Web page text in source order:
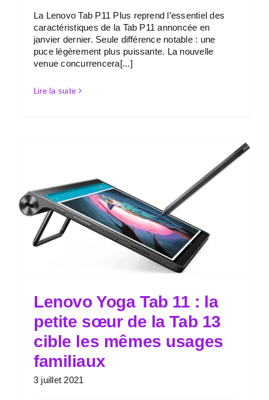
La Lenovo Tab P11 Plus reprend l’essentiel des
caractéristiques de la Tab P11 annoncée en
janvier dernier. Seule différence notable : une
puce légèrement plus puissante. La nouvelle
venue concurrencera[...]
Lire la suite
Lenovo Yoga Tab 11 : la
petite sœur de la Tab 13
cible les mêmes usages
familiaux
3 juillet 2021